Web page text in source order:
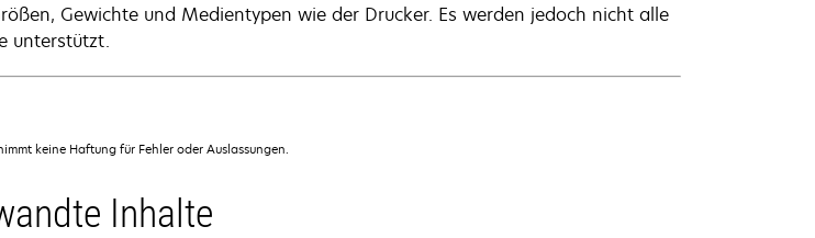
Gewichte und Medientypen wie der Drucker. Es werden jedoch nicht alle
unterstützt.
keine Haftung für Fehler oder Auslassungen.
Inhalte